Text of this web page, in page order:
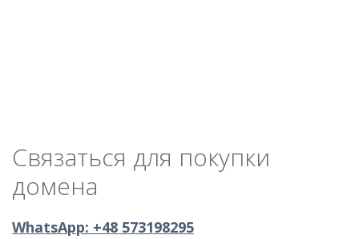
Связаться для покупки
домена
WhatsApp: +48 573198295